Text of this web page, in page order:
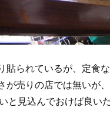
貼られているが、定食
が売りの店では無いが
と見込んでおけば良い